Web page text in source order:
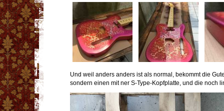
Und weil anders anders ist als normal, bekommt die
sondern einen mit ner S-Type-Kopfplatte, und die noch